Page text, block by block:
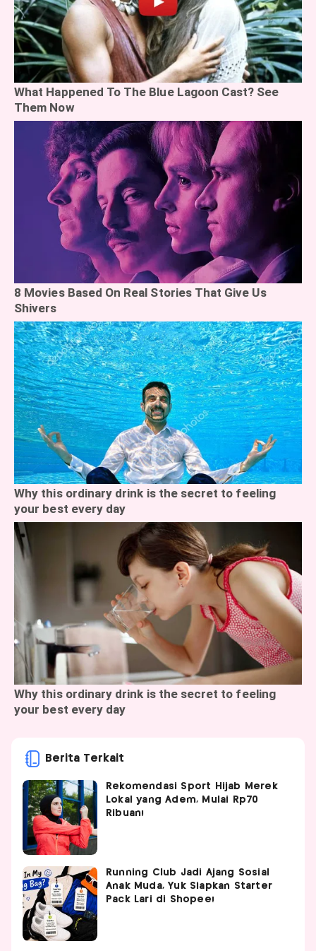
Berita Terkait
Rekomendasi Sport Hijab Merek
Lokal yang Adem, Mulai Rp70
Ribuan!
Running Club Jadi Ajang Sosial
Anak Muda, Yuk Siapkan Starter
Pack Lari di Shopee!